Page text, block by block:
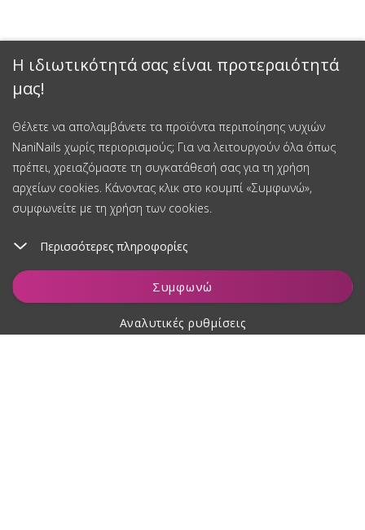
Η ιδιωτικότητά σας είναι προτεραιότητά
μας!
Θέλετε να απολαμβάνετε τα προϊόντα περιποίησης νυχιών
NaniNails χωρίς περιορισμούς; Για να λειτουργούν όλα όπως
πρέπει, χρειαζόμαστε τη συγκατάθεσή σας για τη χρήση
αρχείων cookies. Κάνοντας κλικ στο κουμπί «Συμφωνώ»,
συμφωνείτε με τη χρήση των cookies.
Περισσότερες πληροφορίες
Συμφωνώ
Αναλυτικές ρυθμίσεις
Παρακολούθηση